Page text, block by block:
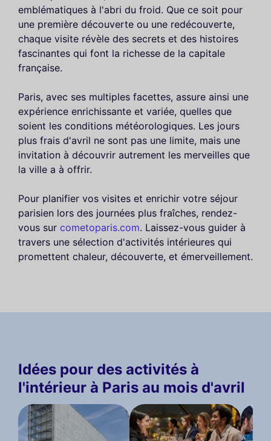
emblématiques à l'abri du froid. Que ce soit pour
une première découverte ou une redécouverte,
chaque visite révèle des secrets et des histoires
fascinantes qui font la richesse de la capitale
française.
Paris, avec ses multiples facettes, assure ainsi une
expérience enrichissante et variée, quelles que
soient les conditions météorologiques. Les jours
plus frais d'avril ne sont pas une limite, mais une
invitation à découvrir autrement les merveilles que
la ville a à offrir.
Pour planifier vos visites et enrichir votre séjour
parisien lors des journées plus fraîches, rendez-
vous sur cometoparis.com. Laissez-vous guider à
travers une sélection d'activités intérieures qui
promettent chaleur, découverte, et émerveillement.
Idées pour des activités à
l'intérieur à Paris au mois d'avril